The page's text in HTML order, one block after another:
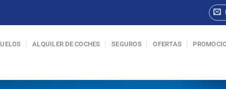
ALQUILER DE COCHES SEGUROS OFERTAS